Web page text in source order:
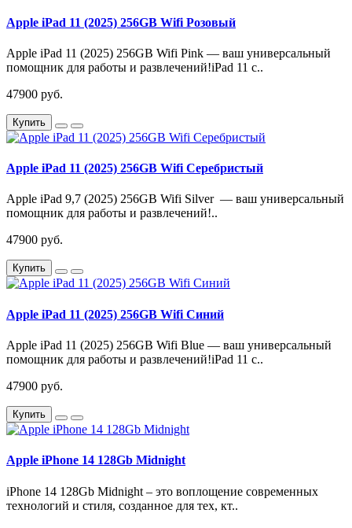
Apple iPad 11 (2025) 256GB Wifi Розовый
Apple iPad 11 (2025) 256GB Wifi Pink — ваш универсальный
помощник для работы и развлечений!iPad 11 с..
47900 руб.
Купить
Apple iPad 11 (2025) 256GB Wifi Серебристый
Apple iPad 9,7 (2025) 256GB Wifi Silver — ваш универсальный
помощник для работы и развлечений!..
47900 руб.
Купить
Apple iPad 11 (2025) 256GB Wifi Синий
Apple iPad 11 (2025) 256GB Wifi Blue — ваш универсальный
помощник для работы и развлечений!iPad 11 с..
47900 руб.
Купить
Apple iPhone 14 128Gb Midnight
iPhone 14 128Gb Midnight – это воплощение современных
технологий и стиля, созданное для тех, кт..